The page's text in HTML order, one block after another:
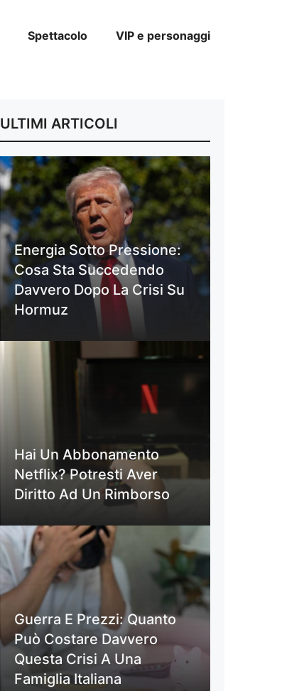
Spettacolo VIP e personaggi
ULTIMI ARTICOLI
Energia Sotto Pressione:
Cosa Sta Succedendo
Davvero Dopo La Crisi Su
Hormuz
Hai Un Abbonamento
Netflix? Potresti Aver
Diritto Ad Un Rimborso
Guerra E Prezzi: Quanto
Può Costare Davvero
Questa Crisi A Una
Famiglia Italiana